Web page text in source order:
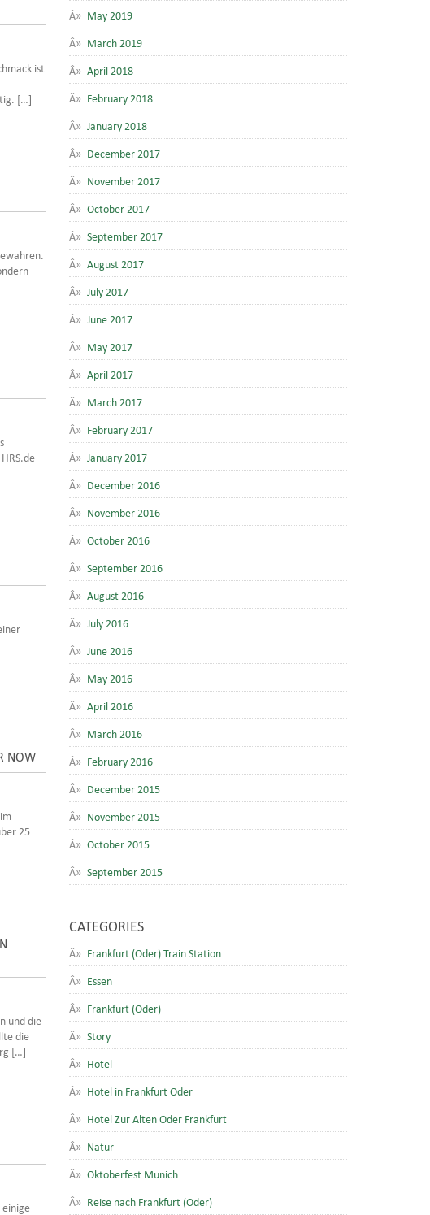
ist
[…]
NOW
25
und die
die
[…]
einige
May 2019
March 2019
April 2018
February 2018
January 2018
December 2017
November 2017
October 2017
September 2017
August 2017
July 2017
June 2017
May 2017
April 2017
March 2017
February 2017
January 2017
December 2016
November 2016
October 2016
September 2016
August 2016
July 2016
June 2016
May 2016
April 2016
March 2016
February 2016
December 2015
November 2015
October 2015
September 2015
CATEGORIES
Frankfurt (Oder) Train Station
Essen
Frankfurt (Oder)
Story
Hotel
Hotel in Frankfurt Oder
Hotel Zur Alten Oder Frankfurt
Natur
Oktoberfest Munich
Reise nach Frankfurt (Oder)